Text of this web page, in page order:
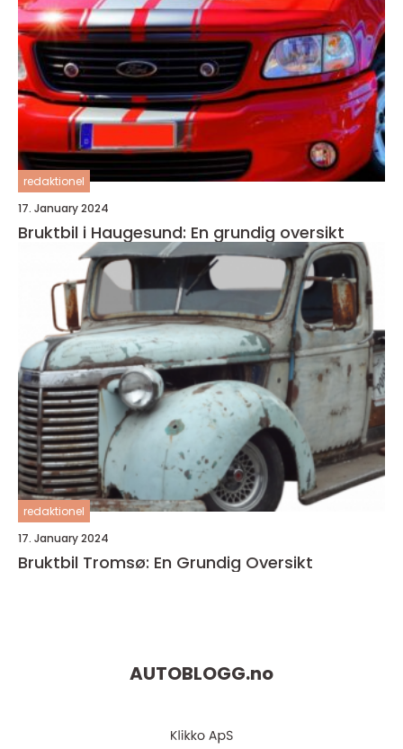
redaktionel
17. January 2024
Bruktbil i Haugesund: En grundig oversikt
redaktionel
17. January 2024
Bruktbil Tromsø: En Grundig Oversikt
AUTOBLOGG.no